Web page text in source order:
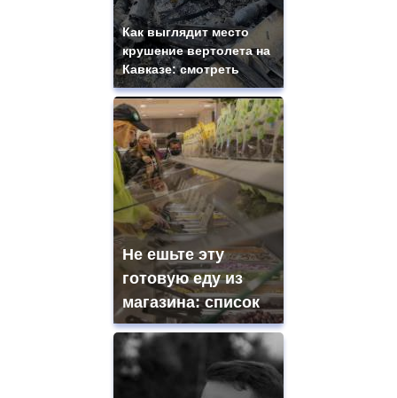
Как выглядит место
крушение вертолета на
Кавказе: смотреть
Не ешьте эту
готовую еду из
магазина: список